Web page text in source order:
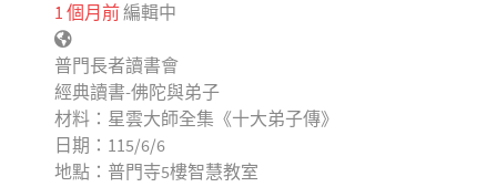
1 個月前編輯中
普門長者讀書會
經典讀書-佛陀與弟子
材料：星雲大師全集《十大弟子傳》
日期：115/6/6
地點：普門寺5樓智慧教室